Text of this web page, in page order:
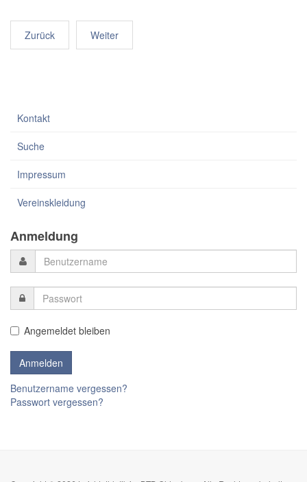
Zurück Weiter
Kontakt
Suche
Impressum
Vereinskleidung
Anmeldung
Angemeldet bleiben
Benutzername vergessen?
Passwort vergessen?